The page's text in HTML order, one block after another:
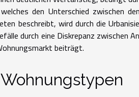
den Unterschied zwischen
beschreibt, wird durch die
durch eine Diskrepanz zwischen
beiträgt.